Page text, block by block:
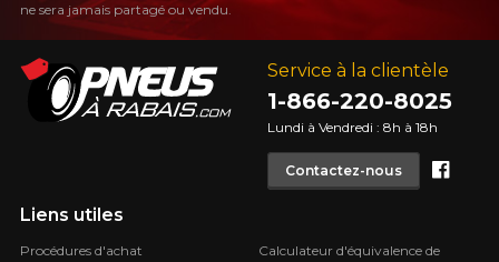
Service à la clientèle
1-866-220-8025
Lundi à Vendredi : 8h à 18h
Contactez-nous
Liens utiles
Procédures d'achat Calculateur d'équivalence de
ne sera jamais partagé ou vendu.